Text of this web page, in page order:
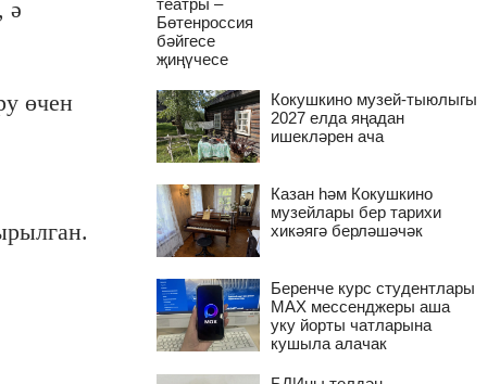
ә
өчен
Бөтенроссия
бәйгесе
җиңүчесе
Кокушкино музей-тыюлыгы
2027 елда яңадан
ишекләрен ача
Казан һәм Кокушкино
музейлары бер тарихи
хикәягә берләшәчәк
Беренче курс студентлары
MAX мессенджеры аша
уку йорты чатларына
кушыла алачак